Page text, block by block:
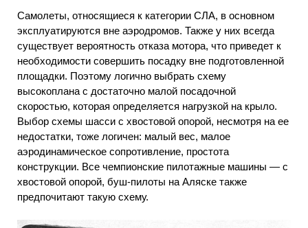
Самолеты, относящиеся к категории СЛА, в основном
эксплуатируются вне аэродромов. Также у них всегда
существует вероятность отказа мотора, что приведет к
необходимости совершить посадку вне подготовленной
площадки. Поэтому логично выбрать схему
высокоплана с достаточно малой посадочной
скоростью, которая определяется нагрузкой на крыло.
Выбор схемы шасси с хвостовой опорой, несмотря на ее
недостатки, тоже логичен: малый вес, малое
аэродинамическое сопротивление, простота
конструкции. Все чемпионские пилотажные машины — с
хвостовой опорой, буш-пилоты на Аляске также
предпочитают такую схему.